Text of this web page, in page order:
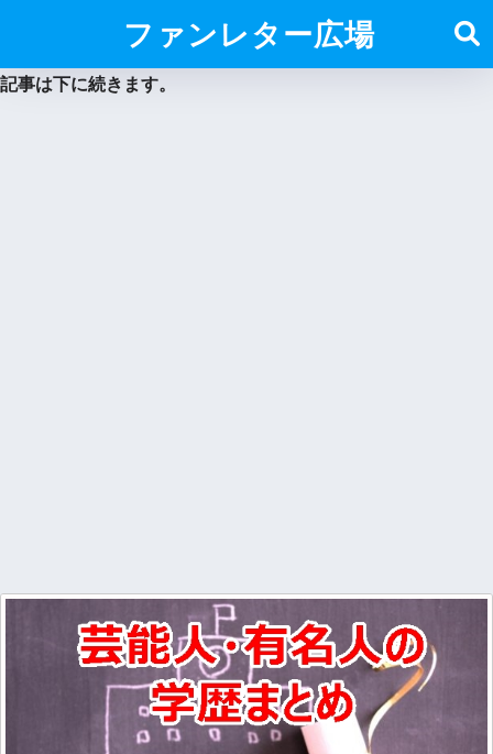
ファンレター広場
記事は下に続きます。